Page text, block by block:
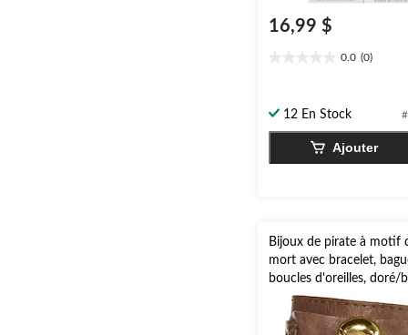
16,99 $
0.0 (0)
5. 12 En Stock
Ajouter
Bijoux de pirate à motif
mort avec bracelet,
boucles d'oreilles, doré/
unique, paq. 3,
costume à porter pour